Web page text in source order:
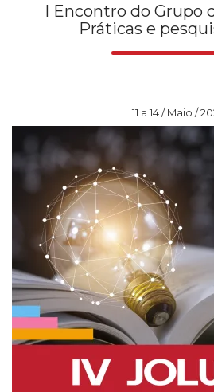
I Encontro do Grupo
Práticas e
11 a 14 / Maio /